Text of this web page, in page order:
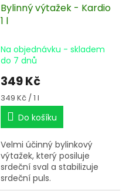
Bylinný výtažek - Kardio
1 l
Na objednávku - skladem
do 7 dnů
349 Kč
Měrná
cena:
349 Kč / 1 l
Do košíku
Velmi účinný bylinkový
výtažek, který posiluje
srdeční sval a stabilizuje
srdeční puls.